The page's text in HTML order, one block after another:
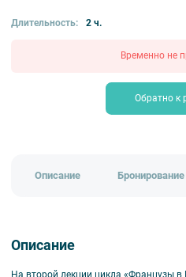
Длительность: 2 ч.
Временно не
Обратно к
Описание Бронирование
Описание